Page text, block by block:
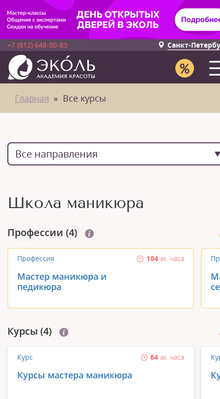
+7 (812) 648-00-83 Санкт-
Главная Все курсы
Все направления
Школа маникюра
Профеcсии (4)
Профессия 104 ак. часа
Мастер маникюра и
педикюра
Курсы (4)
Курс 64 ак. часа
Курсы мастера маникюра